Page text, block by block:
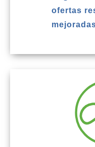
ofertas